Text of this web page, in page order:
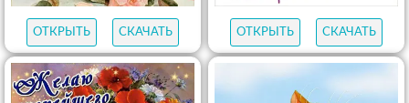
ОТКРЫТЬ СКАЧАТЬ ОТКРЫТЬ СКАЧАТЬ